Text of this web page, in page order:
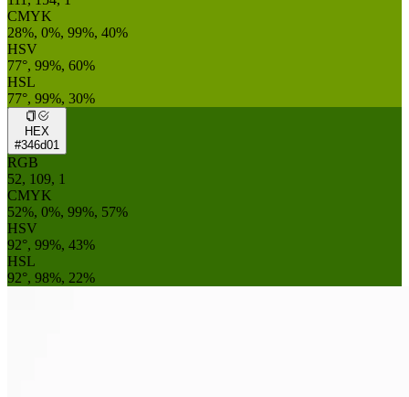
CMYK
28%, 0%, 99%, 40%
HSV
77°, 99%, 60%
HSL
77°, 99%, 30%
HEX
#346d01
RGB
52, 109, 1
CMYK
52%, 0%, 99%, 57%
HSV
92°, 99%, 43%
HSL
92°, 98%, 22%